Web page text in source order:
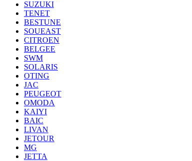
SUZUKI
TENET
BESTUNE
SOUEAST
CITROEN
BELGEE
SWM
SOLARIS
OTING
JAC
PEUGEOT
OMODA
KAIYI
BAIC
LIVAN
JETOUR
MG
JETTA